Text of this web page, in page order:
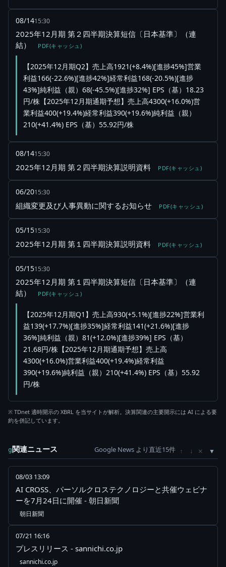
08/1415:30
2025年12月期 第２四半期決算短信〔日本基準〕（連
結）
PDF(キャッシュ)
【2025年12月期Q2】売上高1921(+8.4%)[進捗45%]営業
利益166(-22.6%)[進捗42%]経常利益168(-20.5%)[進捗
43%]純利益（親）68(-45.5%)[進捗32%] EPS（基）18.23
円/株【2025年12月期通期予想】売上高4300(+16.0%)営
業利益400(+19.4%)経常利益390(+19.6%)純利益（親）
210(+41.4%) EPS（基）55.92円/株
08/1415:30
2025年12月期 第２四半期決算説明資料 PDF(キャッシュ)
06/2015:30
組織変更及び人事異動に関するお知らせ PDF(キャッシュ)
05/1515:30
2025年12月期 第１四半期決算説明資料 PDF(キャッシュ)
05/1515:30
2025年12月期 第１四半期決算短信〔日本基準〕（連
結）
PDF(キャッシュ)
【2025年12月期Q1】売上高930(+5.1%)[進捗22%]営業利
益139(+17.7%)[進捗35%]経常利益141(+21.6%)[進捗
36%]純利益（親）81(+12.0%)[進捗39%] EPS（基）
21.68円/株【2025年12月期通期予想】売上高
4300(+16.0%)営業利益400(+19.4%)経常利益
390(+19.6%)純利益（親）210(+41.4%) EPS（基）55.92
円/株
※ TDnet 適時開示の XBRL を当サイトが解析。決算関連の主要開示には AI による要
約を併記しています。
g関連ニュース Google News より直近15件 ↑ ↓ ×
08/03 13:09
AI CROSS、パーソルクロステクノロジーと共催ウェビナ
ーを7月24日に開催 - 朝日新聞
朝日新聞
07/21 16:16
プレスリリース - sannichi.co.jp
sannichi.co.jp